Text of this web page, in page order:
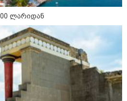
საწვავის
რიგები და
ჩასხმაზე - რა
"დემოკრატიის
14:23 / 05-08-2026
ევროპელმა და რუსმა ყოფილმა
ლარიდან